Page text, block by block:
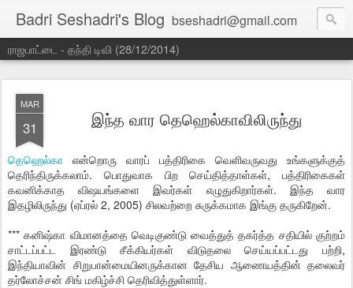
Badri Seshadri's Blog bseshadri@gmail.com
ராஜபாட்டை - தந்தி டிவி (28/12/2014)
MAR
31 இந்த வார தெஹெல்காவிலிருந்து
தெஹெல்கா என்றொரு வாரப் பத்திரிகை வெளிவருவது உங்களுக்குத்
தெரிந்திருக்கலாம். பொதுவாக பிற செய்தித்தாள்கள், பத்திரிகைகள்
கவனிக்காத விஷயங்களை இவர்கள் எழுதுகிறார்கள். இந்த வார
இதழிலிருந்து (ஏப்ரல் 2, 2005) சிலவற்றை சுருக்கமாக இங்கு தருகிறேன்.
*** கனிஷ்கா விமானத்தை வெடிகுண்டு வைத்துத் தகர்த்த சதியில் குற்றம்
சாட்டப்பட்ட இரண்டு சீக்கியர்கள் விடுதலை செய்யப்பட்டது பற்றி,
இந்தியாவின் சிறுபான்மையினருக்கான தேசிய ஆணையத்தின் தலைவர்
தர்லோச்சன் சிங் மகிழ்ச்சி தெரிவித்துள்ளார்.